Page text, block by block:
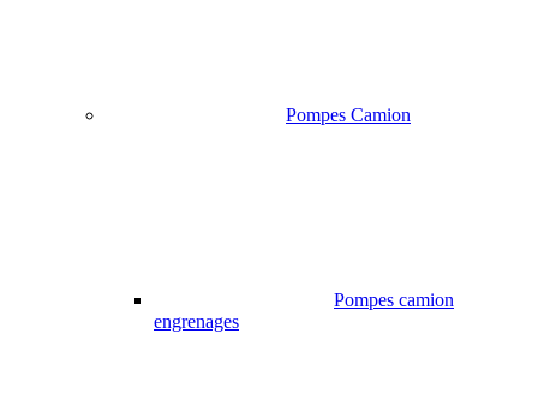
Pompes Camion
Pompes camion
engrenages